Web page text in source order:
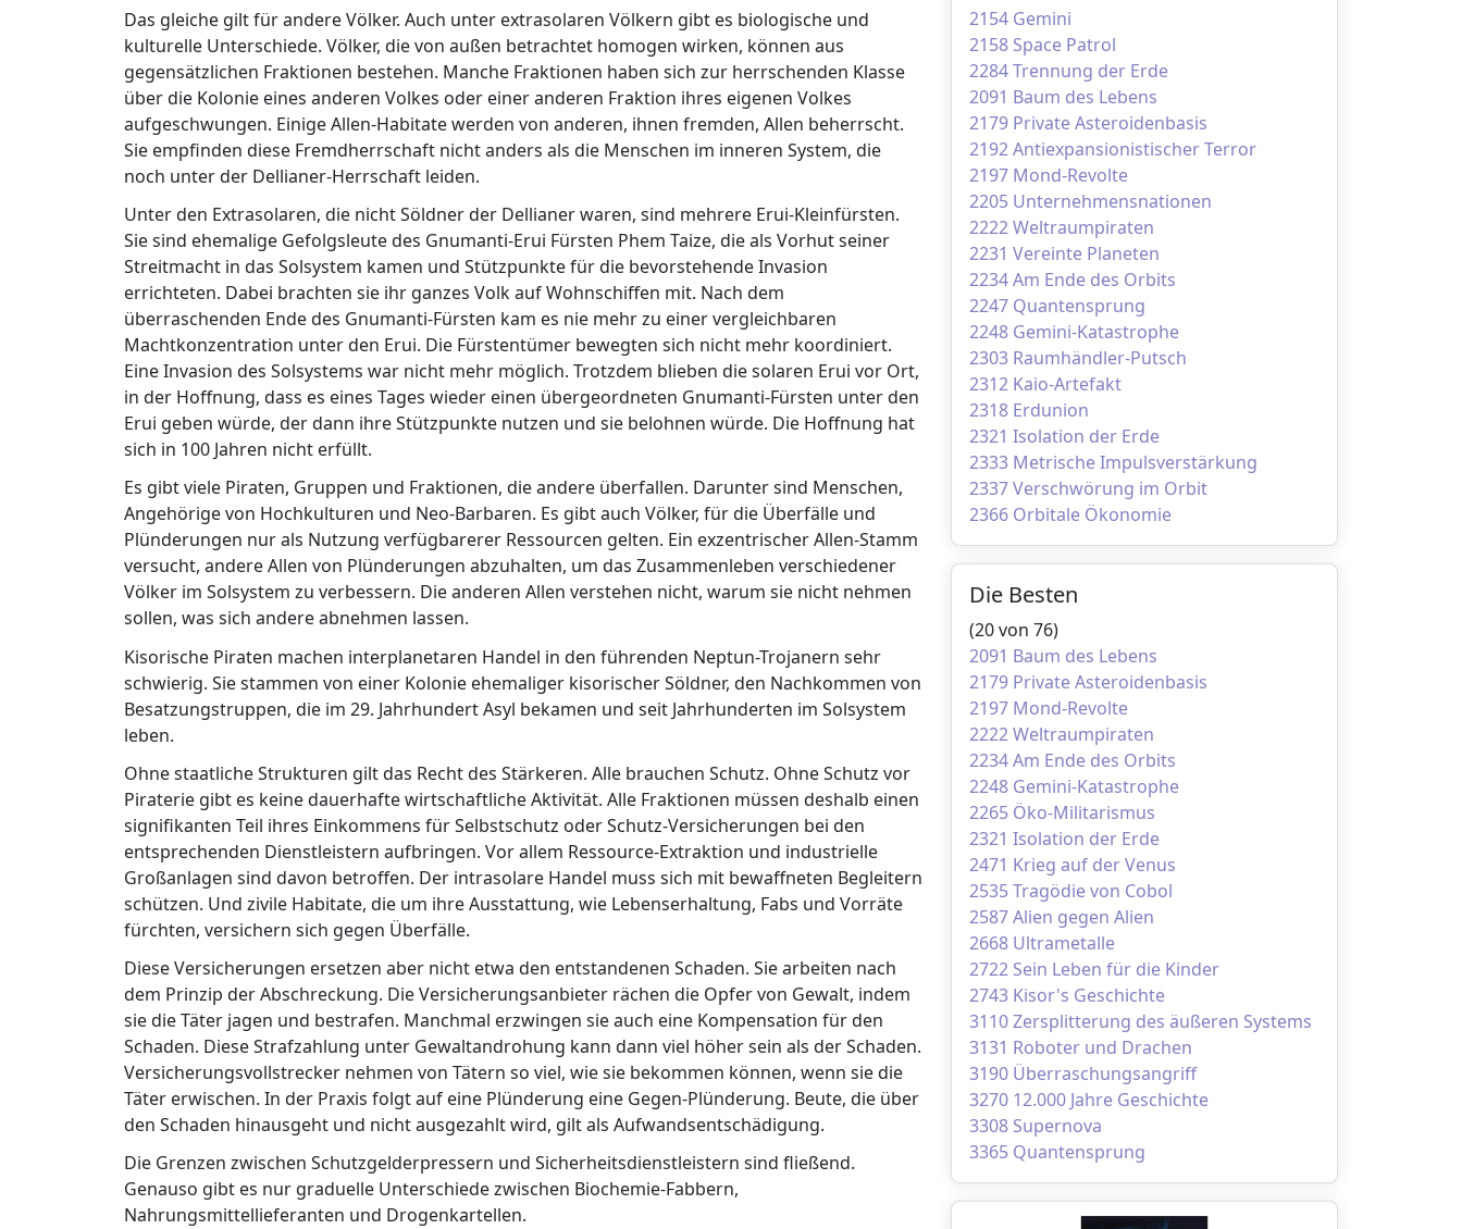
Das gleiche gilt für andere Völker. Auch unter extrasolaren Völkern gibt es biologische und
kulturelle Unterschiede. Völker, die von außen betrachtet homogen wirken, können aus
gegensätzlichen Fraktionen bestehen. Manche Fraktionen haben sich zur herrschenden Klasse
über die Kolonie eines anderen Volkes oder einer anderen Fraktion ihres eigenen Volkes
aufgeschwungen. Einige Allen-Habitate werden von anderen, ihnen fremden, Allen beherrscht.
Sie empfinden diese Fremdherrschaft nicht anders als die Menschen im inneren System, die
noch unter der Dellianer-Herrschaft leiden.
Unter den Extrasolaren, die nicht Söldner der Dellianer waren, sind mehrere Erui-Kleinfürsten.
Sie sind ehemalige Gefolgsleute des Gnumanti-Erui Fürsten Phem Taize, die als Vorhut seiner
Streitmacht in das Solsystem kamen und Stützpunkte für die bevorstehende Invasion
errichteten. Dabei brachten sie ihr ganzes Volk auf Wohnschiffen mit. Nach dem
überraschenden Ende des Gnumanti-Fürsten kam es nie mehr zu einer vergleichbaren
Machtkonzentration unter den Erui. Die Fürstentümer bewegten sich nicht mehr koordiniert.
Eine Invasion des Solsystems war nicht mehr möglich. Trotzdem blieben die solaren Erui vor Ort,
in der Hoffnung, dass es eines Tages wieder einen übergeordneten Gnumanti-Fürsten unter den
Erui geben würde, der dann ihre Stützpunkte nutzen und sie belohnen würde. Die Hoffnung hat
sich in 100 Jahren nicht erfüllt.
Es gibt viele Piraten, Gruppen und Fraktionen, die andere überfallen. Darunter sind Menschen,
Angehörige von Hochkulturen und Neo-Barbaren. Es gibt auch Völker, für die Überfälle und
Plünderungen nur als Nutzung verfügbarerer Ressourcen gelten. Ein exzentrischer Allen-Stamm
versucht, andere Allen von Plünderungen abzuhalten, um das Zusammenleben verschiedener
Völker im Solsystem zu verbessern. Die anderen Allen verstehen nicht, warum sie nicht nehmen
sollen, was sich andere abnehmen lassen.
Kisorische Piraten machen interplanetaren Handel in den führenden Neptun-Trojanern sehr
schwierig. Sie stammen von einer Kolonie ehemaliger kisorischer Söldner, den Nachkommen von
Besatzungstruppen, die im 29. Jahrhundert Asyl bekamen und seit Jahrhunderten im Solsystem
leben.
Ohne staatliche Strukturen gilt das Recht des Stärkeren. Alle brauchen Schutz. Ohne Schutz vor
Piraterie gibt es keine dauerhafte wirtschaftliche Aktivität. Alle Fraktionen müssen deshalb einen
signifikanten Teil ihres Einkommens für Selbstschutz oder Schutz-Versicherungen bei den
entsprechenden Dienstleistern aufbringen. Vor allem Ressource-Extraktion und industrielle
Großanlagen sind davon betroffen. Der intrasolare Handel muss sich mit bewaffneten Begleitern
schützen. Und zivile Habitate, die um ihre Ausstattung, wie Lebenserhaltung, Fabs und Vorräte
fürchten, versichern sich gegen Überfälle.
Diese Versicherungen ersetzen aber nicht etwa den entstandenen Schaden. Sie arbeiten nach
dem Prinzip der Abschreckung. Die Versicherungsanbieter rächen die Opfer von Gewalt, indem
sie die Täter jagen und bestrafen. Manchmal erzwingen sie auch eine Kompensation für den
Schaden. Diese Strafzahlung unter Gewaltandrohung kann dann viel höher sein als der Schaden.
Versicherungsvollstrecker nehmen von Tätern so viel, wie sie bekommen können, wenn sie die
Täter erwischen. In der Praxis folgt auf eine Plünderung eine Gegen-Plünderung. Beute, die über
den Schaden hinausgeht und nicht ausgezahlt wird, gilt als Aufwandsentschädigung.
Die Grenzen zwischen Schutzgelderpressern und Sicherheitsdienstleistern sind fließend.
Genauso gibt es nur graduelle Unterschiede zwischen Biochemie-Fabbern,
Nahrungsmittellieferanten und Drogenkartellen.
2154 Gemini
2158 Space Patrol
2284 Trennung der Erde
2091 Baum des Lebens
2179 Private Asteroidenbasis
2192 Antiexpansionistischer Terror
2197 Mond-Revolte
2205 Unternehmensnationen
2222 Weltraumpiraten
2231 Vereinte Planeten
2234 Am Ende des Orbits
2247 Quantensprung
2248 Gemini-Katastrophe
2303 Raumhändler-Putsch
2312 Kaio-Artefakt
2318 Erdunion
2321 Isolation der Erde
2333 Metrische Impulsverstärkung
2337 Verschwörung im Orbit
2366 Orbitale Ökonomie
Die Besten
(20 von 76)
2091 Baum des Lebens
2179 Private Asteroidenbasis
2197 Mond-Revolte
2222 Weltraumpiraten
2234 Am Ende des Orbits
2248 Gemini-Katastrophe
2265 Öko-Militarismus
2321 Isolation der Erde
2471 Krieg auf der Venus
2535 Tragödie von Cobol
2587 Alien gegen Alien
2668 Ultrametalle
2722 Sein Leben für die Kinder
2743 Kisor's Geschichte
3110 Zersplitterung des äußeren Systems
3131 Roboter und Drachen
3190 Überraschungsangriff
3270 12.000 Jahre Geschichte
3308 Supernova
3365 Quantensprung